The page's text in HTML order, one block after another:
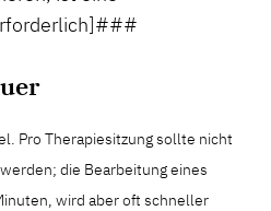
Pro Therapiesitzung sollte nicht
die Bearbeitung eines
wird aber oft schneller